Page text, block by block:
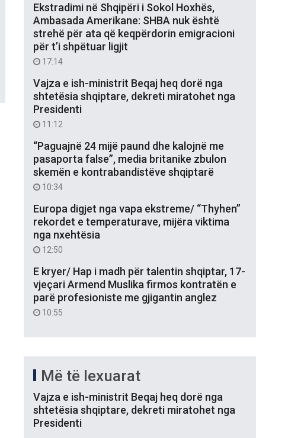
Ekstradimi në Shqipëri i Sokol Hoxhës,
Ambasada Amerikane: SHBA nuk është
strehë për ata që keqpërdorin emigracioni
për t’i shpëtuar ligjit
17:14
Vajza e ish-ministrit Beqaj heq dorë nga
shtetësia shqiptare, dekreti miratohet nga
Presidenti
11:12
“Paguajnë 24 mijë paund dhe kalojnë me
pasaporta false”, media britanike zbulon
skemën e kontrabandistëve shqiptarë
10:34
Europa digjet nga vapa ekstreme/ “Thyhen”
rekordet e temperaturave, mijëra viktima
nga nxehtësia
12:50
E kryer/ Hap i madh për talentin shqiptar, 17-
vjeçari Armend Muslika firmos kontratën e
parë profesioniste me gjigantin anglez
10:55
Më të lexuarat
Vajza e ish-ministrit Beqaj heq dorë nga
shtetësia shqiptare, dekreti miratohet nga
Presidenti